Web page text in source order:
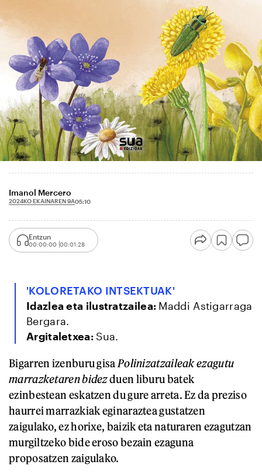
Imanol Mercero
2024KO EKAINAREN 9A05:10
Entzun
00:00:00 00:01:28
'KOLORETAKO INTSEKTUAK'
Idazlea eta ilustratzailea: Maddi Astigarraga
Bergara.
Argitaletxea: Sua.
Bigarren izenburu gisa Polinizatzaileak ezagutu
marrazketaren bidezduen liburu batek
ezinbestean eskatzen du gure arreta. Ez da preziso
haurrei marrazkiak eginaraztea gustatzen
zaigulako, ez horixe, baizik eta naturaren ezagutzan
murgiltzeko bide eroso bezain ezaguna
proposatzen zaigulako.